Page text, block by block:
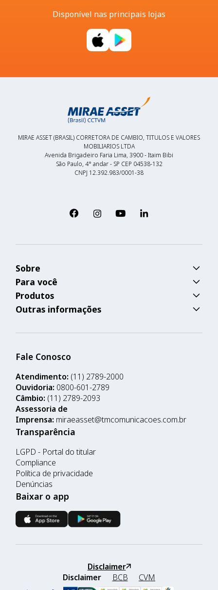
Disponível nas principais lojas
MIRAE ASSET (BRASIL) CORRETORA DE CAMBIO, TITULOS E VALORES
MOBILIARIOS LTDA
Avenida Brigadeiro Faria Lima, 3900-Itaim Bibi
São Paulo, 4° andar - SP CEP 04538-132
CNPJ 12.392.983/0001-38
Sobre
Para você
Produtos
Outras informações
Fale Conosco
Atendimento: (11) 2789-2000
Ouvidoria: 0800-601-2789
Câmbio: (11) 2789-2093
Assessoria de
Imprensa: miraeasset@tmcomunicacoes.com.br
Transparência
LGPD - Portal do titular
Compliance
Política de privacidade
Denúncias
Baixar o app
Disclaimer
Disclaimer
BCB CVM